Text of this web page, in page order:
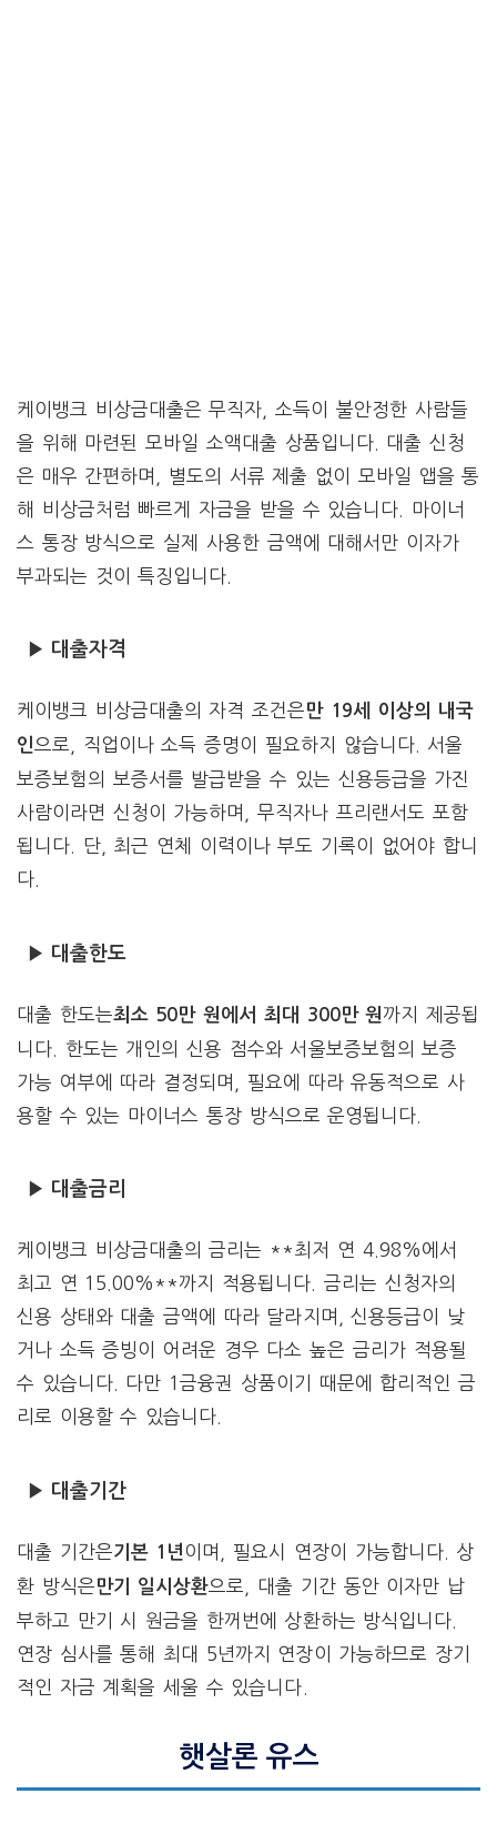
케이뱅크 비상금대출은 무직자, 소득이 불안정한 사람들
을 위해 마련된 모바일 소액대출 상품입니다. 대출 신청
은 매우 간편하며, 별도의 서류 제출 없이 모바일 앱을 통
해 비상금처럼 빠르게 자금을 받을 수 있습니다. 마이너
스 통장 방식으로 실제 사용한 금액에 대해서만 이자가
부과되는 것이 특징입니다.
▶ 대출자격
케이뱅크 비상금대출의 자격 조건은만 19세 이상의 내국
인 으로, 직업이나 소득 증명이 필요하지 않습니다. 서울
보증보험의 보증서를 발급받을 수 있는 신용등급을 가진
사람이라면 신청이 가능하며, 무직자나 프리랜서도 포함
됩니다. 단, 최근 연체 이력이나 부도 기록이 없어야 합니
다.
▶ 대출한도
대출 한도는최소 50만 원에서 최대 300만 원까지 제공됩
니다. 한도는 개인의 신용 점수와 서울보증보험의 보증
가능 여부에 따라 결정되며, 필요에 따라 유동적으로 사
용할 수 있는 마이너스 통장 방식으로 운영됩니다.
▶ 대출금리
케이뱅크 비상금대출의 금리는 **최저 연 4.98%에서
최고 연 15.00%**까지 적용됩니다. 금리는 신청자의
신용 상태와 대출 금액에 따라 달라지며, 신용등급이 낮
거나 소득 증빙이 어려운 경우 다소 높은 금리가 적용될
수 있습니다. 다만 1금융권 상품이기 때문에 합리적인 금
리로 이용할 수 있습니다.
▶ 대출기간
대출 기간은기본 1년이며, 필요시 연장이 가능합니다. 상
환 방식은만기 일시상환으로, 대출 기간 동안 이자만 납
부하고 만기 시 원금을 한꺼번에 상환하는 방식입니다.
연장 심사를 통해 최대 5년까지 연장이 가능하므로 장기
적인 자금 계획을 세울 수 있습니다.
햇살론 유스